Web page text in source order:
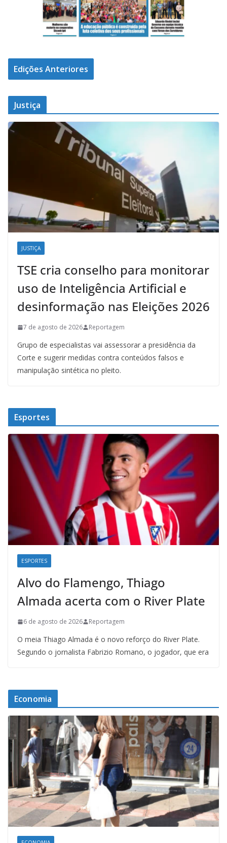
Edições Anteriores
Justiça
JUSTIÇA
TSE cria conselho para monitorar
uso de Inteligência Artificial e
desinformação nas Eleições 2026
7 de agosto de 2026 Reportagem
Grupo de especialistas vai assessorar a presidência da
Corte e sugerir medidas contra conteúdos falsos e
manipulação sintética no pleito.
Esportes
ESPORTES
Alvo do Flamengo, Thiago
Almada acerta com o River Plate
6 de agosto de 2026 Reportagem
O meia Thiago Almada é o novo reforço do River Plate.
Segundo o jornalista Fabrizio Romano, o jogador, que era
Economia